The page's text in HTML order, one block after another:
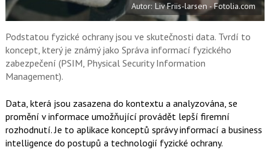
o
k
u
Autor: Liv Friis-larsen - Fotolia.com
Podstatou fyzické ochrany jsou ve skutečnosti data. Tvrdí to
koncept, který je známý jako Správa informací fyzického
zabezpečení (PSIM, Physical Security Information
Management).
Data, která jsou zasazena do kontextu a analyzována, se
promění v informace umožňující provádět lepší firemní
rozhodnutí. Je to aplikace konceptů správy informací a business
intelligence do postupů a technologií fyzické ochrany.